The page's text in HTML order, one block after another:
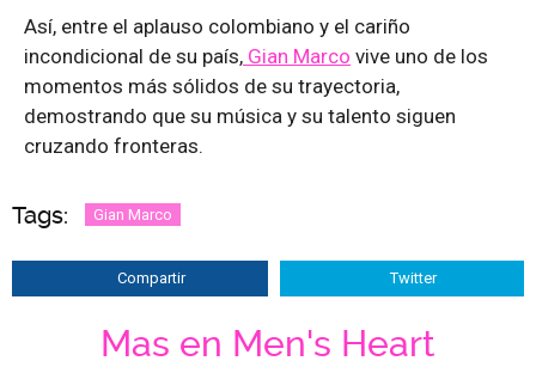
Así, entre el aplauso colombiano y el cariño
incondicional de su país, Gian Marco vive uno de los
momentos más sólidos de su trayectoria,
demostrando que su música y su talento siguen
cruzando fronteras.
Tags: Gian Marco
Compartir Twitter
Mas en Men's Heart